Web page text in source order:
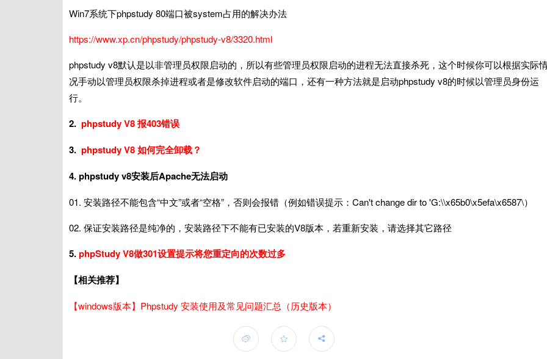
Win7系统下phpstudy 80端口被system占用的解决办法
https://www.xp.cn/phpstudy/phpstudy-v8/3320.html
phpstudy v8默认是以非管理员权限启动的，所以有些管理员权限启动的进程无法直接杀死，这个时候你可以根据实际
况手动以管理员权限杀掉进程或者是修改软件启动的端口，还有一种方法就是启动phpstudy v8的时候以管理员身份运
行。
2. phpstudy V8 报403错误
3. phpstudy V8 如何完全卸载？
4. phpstudy v8安装后Apache无法启动
01. 安装路径不能包含“中文”或者“空格”，否则会报错（例如错误提示：Can't change dir to 'G:\\x65b0\x5efa\x6587\）
02. 保证安装路径是纯净的，安装路径下不能有已安装的V8版本，若重新安装，请选择其它路径
5.phpStudy V8做301设置提示将您重定向的次数过多
【相关推荐】
【windows版本】Phpstudy 安装使用及常见问题汇总（历史版本）
 